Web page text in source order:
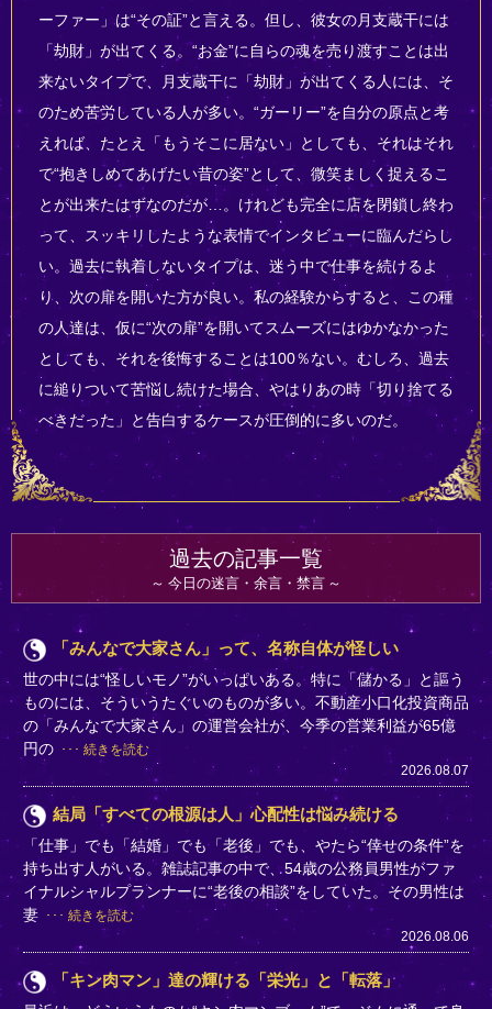
ーファー」は“その証”と言える。但し、彼女の月支蔵干には
「劫財」が出てくる。“お金”に自らの魂を売り渡すことは出
来ないタイプで、月支蔵干に「劫財」が出てくる人には、そ
のため苦労している人が多い。“ガーリー”を自分の原点と考
えれば、たとえ「もうそこに居ない」としても、それはそれ
で“抱きしめてあげたい昔の姿”として、微笑ましく捉えるこ
とが出来たはずなのだが…。けれども完全に店を閉鎖し終わ
って、スッキリしたような表情でインタビューに臨んだらし
い。過去に執着しないタイプは、迷う中で仕事を続けるよ
り、次の扉を開いた方が良い。私の経験からすると、この種
の人達は、仮に“次の扉”を開いてスムーズにはゆかなかった
としても、それを後悔することは100％ない。むしろ、過去
に縋りついて苦悩し続けた場合、やはりあの時「切り捨てる
べきだった」と告白するケースが圧倒的に多いのだ。
過去の記事一覧
今日の迷言・余言・禁言
「みんなで大家さん」って、名称自体が怪しい
世の中には“怪しいモノ”がいっぱいある。特に「儲かる」と謳う
ものには、そういうたぐいのものが多い。不動産小口化投資商品
の「みんなで大家さん」の運営会社が、今季の営業利益が65億
円の
続きを読む
2026.08.07
結局「すべての根源は人」心配性は悩み続ける
「仕事」でも「結婚」でも「老後」でも、やたら“倖せの条件”を
持ち出す人がいる。雑誌記事の中で、54歳の公務員男性がファ
イナルシャルプランナーに“老後の相談”をしていた。その男性は
妻
続きを読む
2026.08.06
「キン肉マン」達の輝ける「栄光」と「転落」